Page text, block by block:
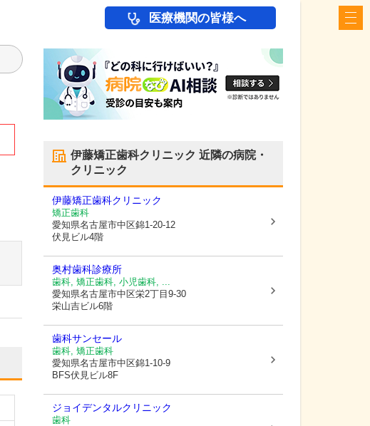
医療機関の皆様へ
伊藤矯正歯科クリニック 近隣の病院・
クリニック
伊藤矯正歯科クリニック
矯正歯科
愛知県名古屋市中区錦1-20-12
伏見ビル4階
奥村歯科診療所
歯科, 矯正歯科, 小児歯科, ...
愛知県名古屋市中区栄2丁目9-30
栄山吉ビル6階
歯科サンセール
歯科, 矯正歯科
愛知県名古屋市中区錦1-10-9
BFS伏見ビル8F
ジョイデンタルクリニック
歯科